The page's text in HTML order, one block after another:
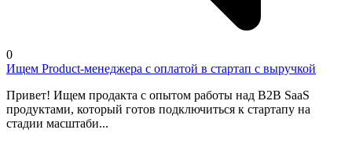
0
Ищем Product-менеджера с оплатой в стартап с выручкой
Привет! Ищем продакта с опытом работы над B2B SaaS
продуктами, который готов подключиться к стартапу на
стадии масштаби...